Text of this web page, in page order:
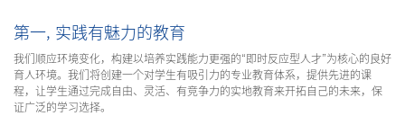
第一, 实践有魅力的教育
我们顺应环境变化，构建以培养实践能力更强的“即时反应型人才”为核心的良好
育人环境。我们将创建一个对学生有吸引力的专业教育体系，提供先进的课
程，让学生通过完成自由、灵活、有竞争力的实地教育来开拓自己的未来，保
证广泛的学习选择。